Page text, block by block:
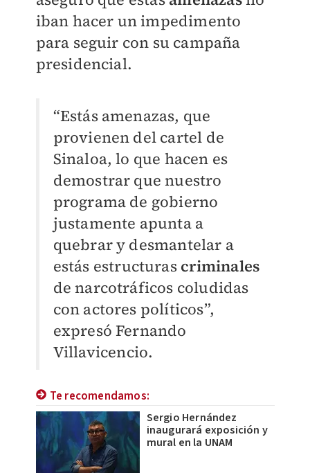
iban hacer un impedimento
para seguir con su campaña
presidencial.
“Estás amenazas, que
provienen del cartel de
Sinaloa, lo que hacen es
demostrar que nuestro
programa de gobierno
justamente apunta a
quebrar y desmantelar a
estás estructuras criminales
de narcotráficos coludidas
con actores políticos”,
expresó Fernando
Villavicencio.
Te recomendamos:
Sergio Hernández
inaugurará exposición y
mural en la UNAM